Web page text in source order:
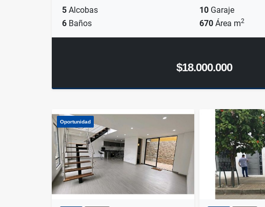
5 Alcobas 10 Garaje
6 Baños 670 Área m2
$18.000.000
Oportunidad